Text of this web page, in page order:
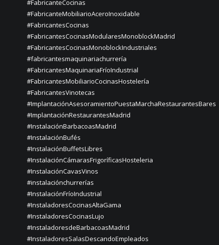
#FabricanteCocinas
#FabricanteMobiliarioAceroInoxidable
#FabricantesCocinas
#FabricantesCocinasModularesMonoblockMadrid
#FabricantesCocinasMonoblockIndustriales
#fabricantesmaquinariachurrería
#FabricantesMaquinariaFríoIndustrial
#FabricantesMobiliarioCocinasHostelería
#FabricantesVinotecas
#ImplantaciónAsesoramientoPuestaMarchaRestaurantesBares
#ImplantaciónRestaurantesMadrid
#InstalaciónBarbacoasMadrid
#InstalaciónBufés
#InstalaciónBuffetsLibres
#InstalaciónCámarasFrigoríficasHosteleria
#InstalaciónCavasVinos
#instalaciónchurrerías
#InstalaciónFríoIndustrial
#InstaladoresCocinasAltaGama
#InstaladoresCocinasLujo
#InstaladoresdeBarbacoasMadrid
#InstaladoresSalasDescandoEmpleados